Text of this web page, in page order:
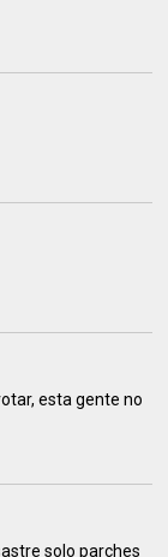
esta gente no
solo parches